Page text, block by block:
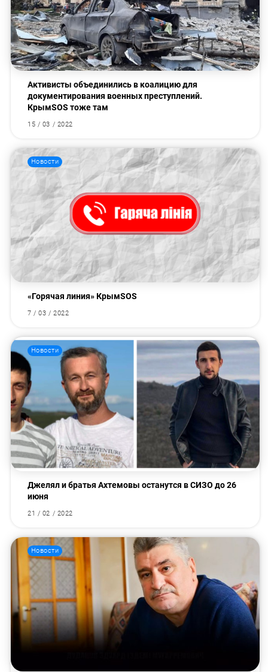
Активисты объединились в коалицию для
документирования военных преступлений.
КрымSOS тоже там
15 / 03 / 2022
Новости
«Горячая линия» КрымSOS
7 / 03 / 2022
Новости
Джелял и братья Ахтемовы останутся в СИЗО до 26
июня
21 / 02 / 2022
Новости